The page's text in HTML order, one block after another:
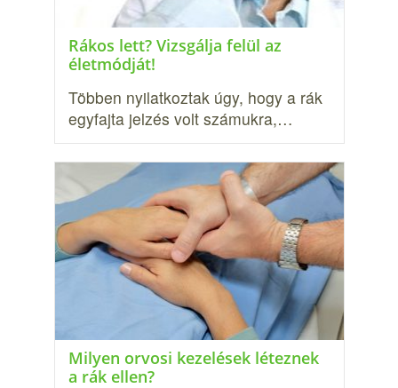
Rákos lett? Vizsgálja felül az
életmódját!
Többen nyilatkoztak úgy, hogy a rák
egyfajta jelzés volt számukra,…
Milyen orvosi kezelések léteznek
a rák ellen?